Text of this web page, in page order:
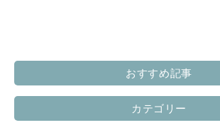
おすすめ記事
カテゴリー